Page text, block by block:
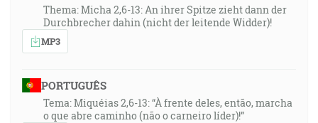
Thema: Micha 2,6-13: An ihrer Spitze zieht dann der
Durchbrecher dahin (nicht der leitende Widder)!
MP3
PORTUGUÊS
Tema: Miquéias 2,6-13: “À frente deles, então, marcha
o que abre caminho (não o carneiro líder)!”